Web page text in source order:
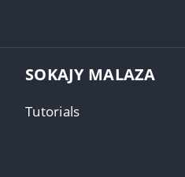
SOKAJY MALAZA
Tutorials